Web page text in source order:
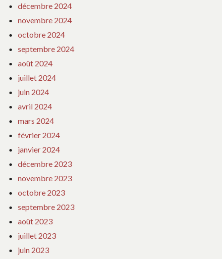
décembre 2024
novembre 2024
octobre 2024
septembre 2024
août 2024
juillet 2024
juin 2024
avril 2024
mars 2024
février 2024
janvier 2024
décembre 2023
novembre 2023
octobre 2023
septembre 2023
août 2023
juillet 2023
juin 2023